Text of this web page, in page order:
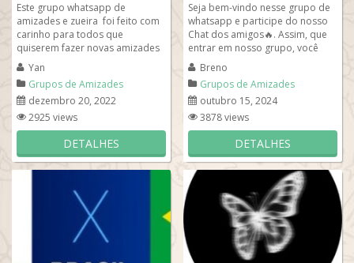
Este grupo whatsapp de
amizades e zueira foi feito com
carinho para todos que
quiserem fazer novas amizades
no whatsapp. Seja educado ao
entrar e não pare...
Yan
Grupos de Amizades
dezembro 20, 2022
2925 views
DETALHES
Seja bem-vindo nesse grupo de
whatsapp e participe do nosso
Chat dos amigos🔥. Assim, que
entrar em nosso grupo, você
pode ter acesso ao nosso chat
whatsapp...
Breno
Grupos de Amizades
outubro 15, 2024
3878 views
DETALHES